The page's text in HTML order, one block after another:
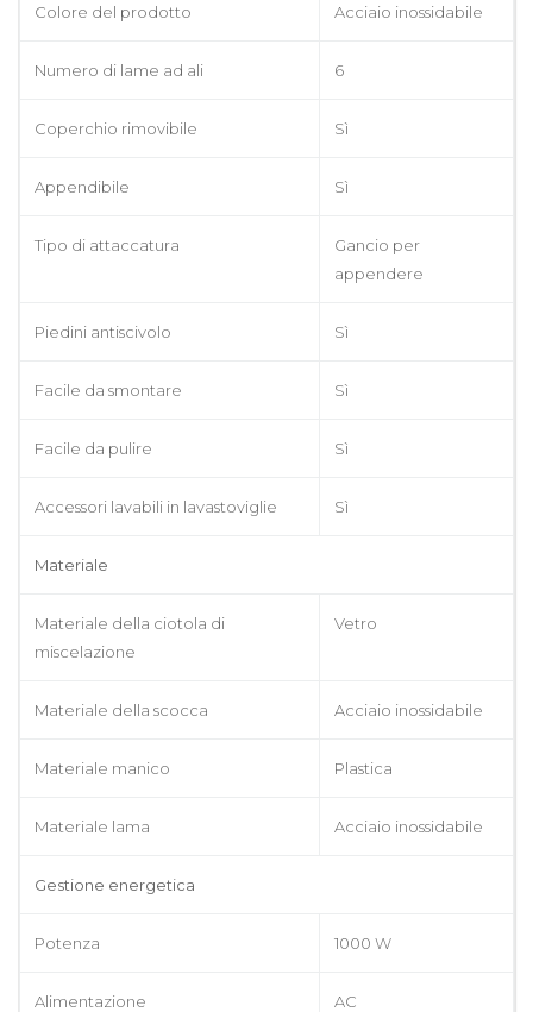
Colore del prodotto Acciaio inossidabile
Numero di lame ad ali 6
Coperchio rimovibile Sì
Appendibile Sì
Tipo di attaccatura
Gancio per
appendere
Piedini antiscivolo Sì
Facile da smontare Sì
Facile da pulire Sì
Accessori lavabili in lavastoviglie Sì
Materiale
Materiale della ciotola di
miscelazione
Vetro
Materiale della scocca Acciaio inossidabile
Materiale manico Plastica
Materiale lama Acciaio inossidabile
Gestione energetica
Potenza 1000 W
Alimentazione AC